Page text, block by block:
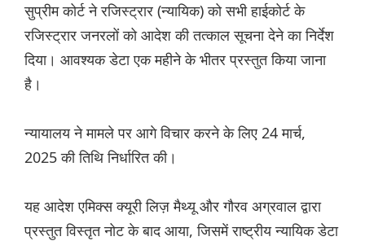
सुप्रीम कोर्ट ने रजिस्ट्रार (न्यायिक) को सभी हाईकोर्ट के
रजिस्ट्रार जनरलों को आदेश की तत्काल सूचना देने का निर्देश
दिया। आवश्यक डेटा एक महीने के भीतर प्रस्तुत किया जाना
है।
न्यायालय ने मामले पर आगे विचार करने के लिए 24 मार्च,
2025 की तिथि निर्धारित की।
यह आदेश एमिक्स क्यूरी लिज़ मैथ्यू और गौरव अग्रवाल द्वारा
प्रस्तुत विस्तृत नोट के बाद आया, जिसमें राष्ट्रीय न्यायिक डेटा